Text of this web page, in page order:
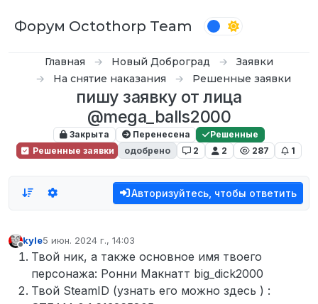
Форум Octothorp Team
Главная Новый Доброград
Заявки
На снятие наказания
Решенные заявки
пишу заявку от лица
@mega_balls2000
Закрыта Перенесена
Решенные
Решенные заявки
одобрено 2 2 287 1
Авторизуйтесь, чтобы ответить
Не в сети
kyle5 июн. 2024 г., 14:03
отредактировано
Твой ник, а также основное имя твоего
персонажа: Ронни Макнатт big_dick2000
Твой SteamID (узнать его можно здесь ) :